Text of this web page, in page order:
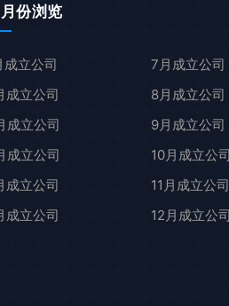
份浏览
成立公司
成立公司
成立公司
成立公司
成立公司
成立公司
7月成立公司
8月成立公司
9月成立公司
10月成立公司
11月成立公司
12月成立公司